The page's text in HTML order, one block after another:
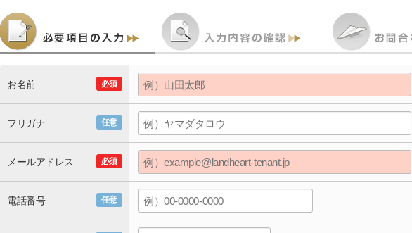
必須
お名前
任意
フリガナ
必須
メールアドレス
任意
電話番号